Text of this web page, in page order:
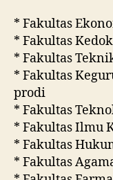
* Fakultas
* Fakultas
* Fakultas
* Fakultas
prodi
* Fakultas
* Fakultas Ilmu
* Fakultas
* Fakultas